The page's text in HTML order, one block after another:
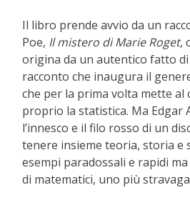
Il libro prende avvio da un
Poe, Il mistero di Marie Roget,
origina da un autentico fatto di
racconto che inaugura il
che per la prima volta mette al
proprio la statistica. Ma Edgar
l’innesco e il filo rosso di un
tenere insieme teoria, storia e
esempi paradossali e rapidi
di matematici, uno più